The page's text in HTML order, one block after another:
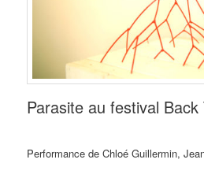
Parasite au festival Back
Performance de Chloé Guillermin,